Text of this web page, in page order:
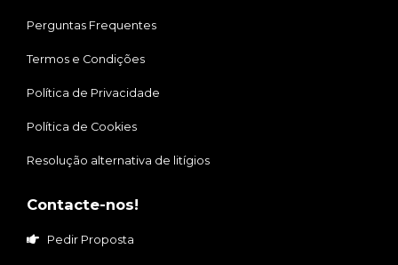
Perguntas Frequentes
Termos e Condições
Política de Privacidade
Política de Cookies
Resolução alternativa de litígios
Contacte-nos!
Pedir Proposta